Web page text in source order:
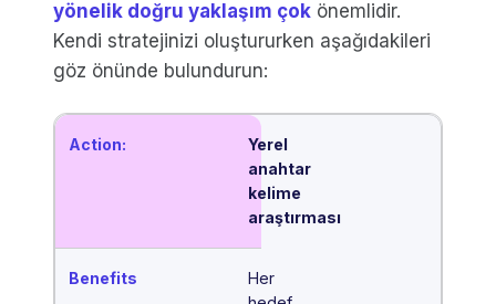
yönelik doğru yaklaşım çok önemlidir.
Kendi stratejinizi oluştururken aşağıdakileri
göz önünde bulundurun:
Yerel
anahtar
kelime
araştırması
Her